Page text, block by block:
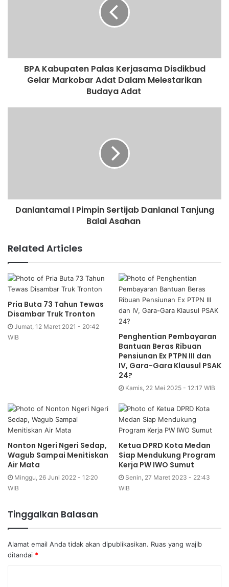
BPA Kabupaten Palas Kerjasama Disdikbud
Gelar Markobar Adat Dalam Melestarikan
Budaya Adat
Danlantamal I Pimpin Sertijab Danlanal Tanjung
Balai Asahan
Related Articles
Pria Buta 73 Tahun Tewas
Disambar Truk Tronton
Jumat, 12 Maret 2021 - 20:42
WIB
Penghentian Pembayaran
Bantuan Beras Ribuan
Pensiunan Ex PTPN III dan
IV, Gara-Gara Klausul PSAK
24?
Kamis, 22 Mei 2025 - 12:17 WIB
Nonton Ngeri Ngeri Sedap,
Wagub Sampai Menitiskan
Air Mata
Minggu, 26 Juni 2022 - 12:20
WIB
Ketua DPRD Kota Medan
Siap Mendukung Program
Kerja PW IWO Sumut
Senin, 27 Maret 2023 - 22:43
WIB
Tinggalkan Balasan
Alamat email Anda tidak akan dipublikasikan. Ruas yang wajib
ditandai *